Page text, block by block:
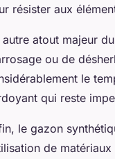
résister aux
autre atout majeur
ou de
le
qui reste
le gazon
de